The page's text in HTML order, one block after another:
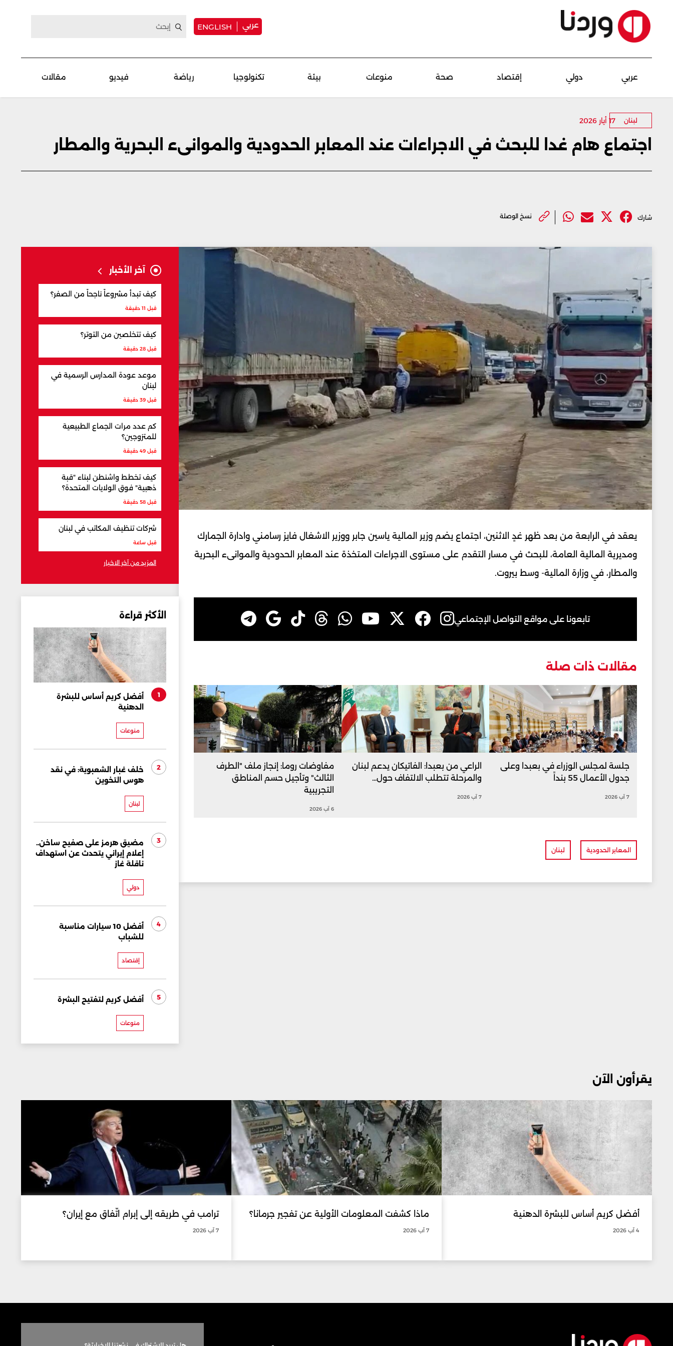
عربي ENGLISH
عربي دولي إقتصاد صحة منوعات بيئة تكنولوجيا رياضة فيديو مقالات
لبنان 17 أيار 2026
اجتماع هام غدا للبحث في الاجراءات عند المعابر الحدودية والموانىء البحرية والمطار
شارك نسخ الوصلة
يعقد في الرابعة من بعد ظهر غدٍ الاثنين، اجتماع يضم وزير المالية ياسين جابر ووزير الاشغال فايز رسامني وادارة الجمارك
ومديرية المالية العامة، للبحث في مسار التقدم على مستوى الاجراءات المتخذة عند المعابر الحدودية والموانىء البحرية
والمطار، في وزارة المالية- وسط بيروت.
تابعونا على مواقع التواصل الإجتماعي
مقالات ذات صلة
جلسة لمجلس الوزراء في بعبدا وعلى
جدول الأعمال 55 بنداً
7 آب 2026
الراعي من بعبدا: الفاتيكان يدعم لبنان
والمرحلة تتطلب الالتفاف حول...
7 آب 2026
مفاوضات روما: إنجاز ملف "الطرف
الثالث" وتأجيل حسم المناطق
التجريبية
6 آب 2026
المعابر الحدودية لبنان
آخر الأخبار
كيف تبدأ مشروعاً ناجحاً من الصفر؟
قبل 11 دقيقة
كيف تتخلصين من التوتر؟
قبل 28 دقيقة
موعد عودة المدارس الرسمية في
لبنان
قبل 39 دقيقة
كم عدد مرات الجماع الطبيعية
للمتزوجين؟
قبل 49 دقيقة
كيف تخطط واشنطن لبناء "قبة
ذهبية" فوق الولايات المتحدة؟
قبل 58 دقيقة
شركات تنظيف المكاتب في لبنان
قبل ساعة
المزيد من آخر الاخبار
الأكثر قراءة
1
أفضل كريم أساس للبشرة
الدهنية
منوعات
2
خلف غبار الشعبوية: في نقد
هوس التخوين
لبنان
3
مضيق هرمز على صفيح ساخن..
إعلام إيراني يتحدث عن استهداف
ناقلة غاز
دولي
4
أفضل 10 سيارات مناسبة
للشباب
إقتصاد
5 أفضل كريم لتفتيح البشرة
منوعات
يقرأون الآن
أفضل كريم أساس للبشرة الدهنية
4 آب 2026
ماذا كشفت المعلومات الأولية عن تفجير جرمانا؟
7 آب 2026
ترامب في طريقه إلى إبرام اتّفاق مع إيران؟
7 آب 2026